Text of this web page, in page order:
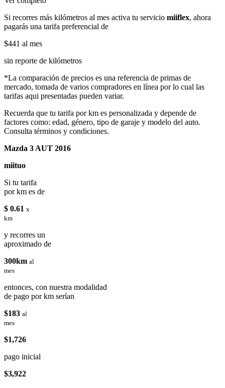
Si recorres más kilómetros al mes activa tu servicio miiflex, ahora
pagarás una tarifa preferencial de
$441 al mes
sin reporte de kilómetros
*La comparación de precios es una referencia de primas de
mercado, tomada de varios compradores en línea por lo cual las
tarifas aqui presentadas pueden variar.
Recuerda que tu tarifa por km es personalizada y depende de
factores como: edad, género, tipo de garaje y modelo del auto.
Consulta términos y condiciones.
Mazda 3 AUT 2016
miituo
Si tu tarifa
por km es de
$ 0.61 x
km
y recorres un
aproximado de
300km al
mes
entonces, con nuestra modalidad
de pago por km serían
$183 al
mes
$1,726
pago inicial
$3,922